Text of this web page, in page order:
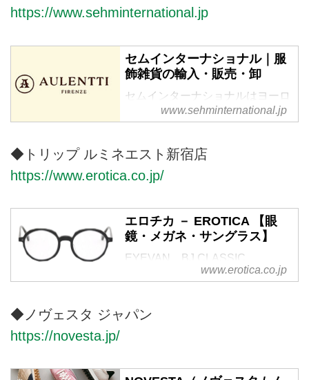
https://www.sehminternational.jp
セムインターナショナル｜服
飾雑貨の輸入・販売・卸
セムインターナショナルはヨーロ
ッパ、アメリカの服飾及び服雑貨
www.sehminternational.jp
◆トリップ ルミネエスト新宿店
https://www.erotica.co.jp/
エロチカ － EROTICA 【眼
鏡・メガネ・サングラス】
EYEVAN、BJ CLASSIC
COLLECTION、MOSCOT、
り扱うアイウェアのセレクトショ
www.erotica.co.jp
◆ノヴェスタ ジャパン
https://novesta.jp/